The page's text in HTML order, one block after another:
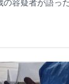
容疑者が語っ